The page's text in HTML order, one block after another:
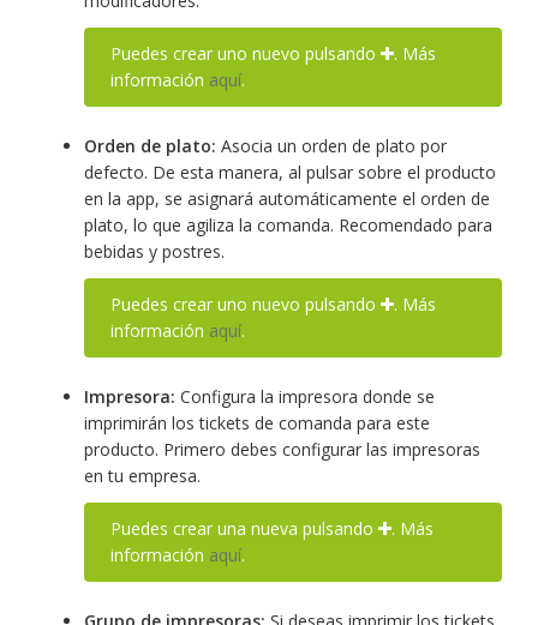
Puedes crear uno nuevo pulsando
. Más
información aquí.
Orden de plato: Asocia un orden de plato por
defecto. De esta manera, al pulsar sobre el producto
en la app, se asignará automáticamente el orden de
plato, lo que agiliza la comanda. Recomendado para
bebidas y postres.
Puedes crear uno nuevo pulsando
. Más
información aquí.
Impresora: Configura la impresora donde se
imprimirán los tickets de comanda para este
producto. Primero debes configurar las impresoras
en tu empresa.
Puedes crear una nueva pulsando
. Más
información aquí.